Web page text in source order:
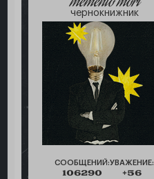
чернокнижник
СООБЩЕНИЙ:
106290
УВАЖЕНИЕ:
+56